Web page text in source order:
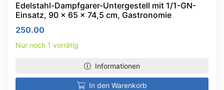
Edelstahl-Dampfgarer-Untergestell mit 1/1-GN-
Einsatz, 90 x 65 x 74,5 cm, Gastronomie
250.00
Nur noch 1 vorrätig
Informationen
In den Warenkorb